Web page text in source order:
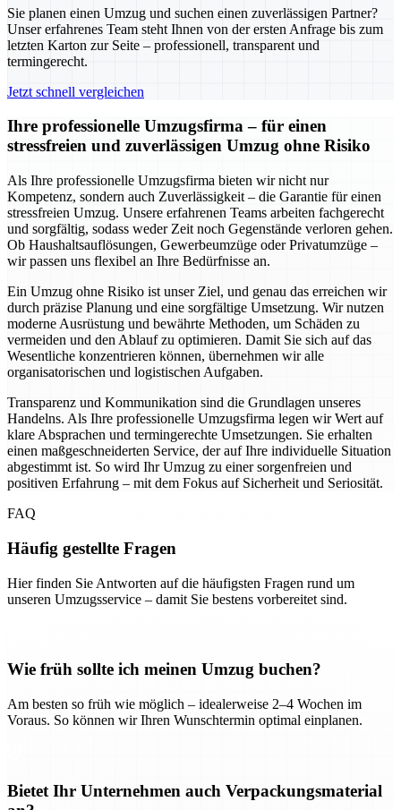
Sie planen einen Umzug und suchen einen zuverlässigen Partner?
Unser erfahrenes Team steht Ihnen von der ersten Anfrage bis zum
letzten Karton zur Seite – professionell, transparent und
termingerecht.
Jetzt schnell vergleichen
Ihre professionelle Umzugsfirma – für einen
stressfreien und zuverlässigen Umzug ohne Risiko
Als Ihre professionelle Umzugsfirma bieten wir nicht nur
Kompetenz, sondern auch Zuverlässigkeit – die Garantie für einen
stressfreien Umzug. Unsere erfahrenen Teams arbeiten fachgerecht
und sorgfältig, sodass weder Zeit noch Gegenstände verloren gehen.
Ob Haushaltsauflösungen, Gewerbeumzüge oder Privatumzüge –
wir passen uns flexibel an Ihre Bedürfnisse an.
Ein Umzug ohne Risiko ist unser Ziel, und genau das erreichen wir
durch präzise Planung und eine sorgfältige Umsetzung. Wir nutzen
moderne Ausrüstung und bewährte Methoden, um Schäden zu
vermeiden und den Ablauf zu optimieren. Damit Sie sich auf das
Wesentliche konzentrieren können, übernehmen wir alle
organisatorischen und logistischen Aufgaben.
Transparenz und Kommunikation sind die Grundlagen unseres
Handelns. Als Ihre professionelle Umzugsfirma legen wir Wert auf
klare Absprachen und termingerechte Umsetzungen. Sie erhalten
einen maßgeschneiderten Service, der auf Ihre individuelle Situation
abgestimmt ist. So wird Ihr Umzug zu einer sorgenfreien und
positiven Erfahrung – mit dem Fokus auf Sicherheit und Seriosität.
FAQ
Häufig gestellte Fragen
Hier finden Sie Antworten auf die häufigsten Fragen rund um
unseren Umzugsservice – damit Sie bestens vorbereitet sind.
Wie früh sollte ich meinen Umzug buchen?
Am besten so früh wie möglich – idealerweise 2–4 Wochen im
Voraus. So können wir Ihren Wunschtermin optimal einplanen.
Bietet Ihr Unternehmen auch Verpackungsmaterial